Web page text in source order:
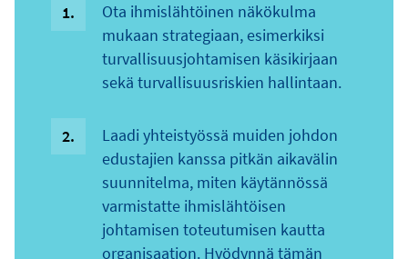
Ota ihmislähtöinen näkökulma
mukaan strategiaan, esimerkiksi
turvallisuusjohtamisen käsikirjaan
sekä turvallisuusriskien hallintaan.
Laadi yhteistyössä muiden johdon
edustajien kanssa pitkän aikavälin
suunnitelma, miten käytännössä
varmistatte ihmislähtöisen
johtamisen toteutumisen kautta
organisaation. Hyödynnä tämän